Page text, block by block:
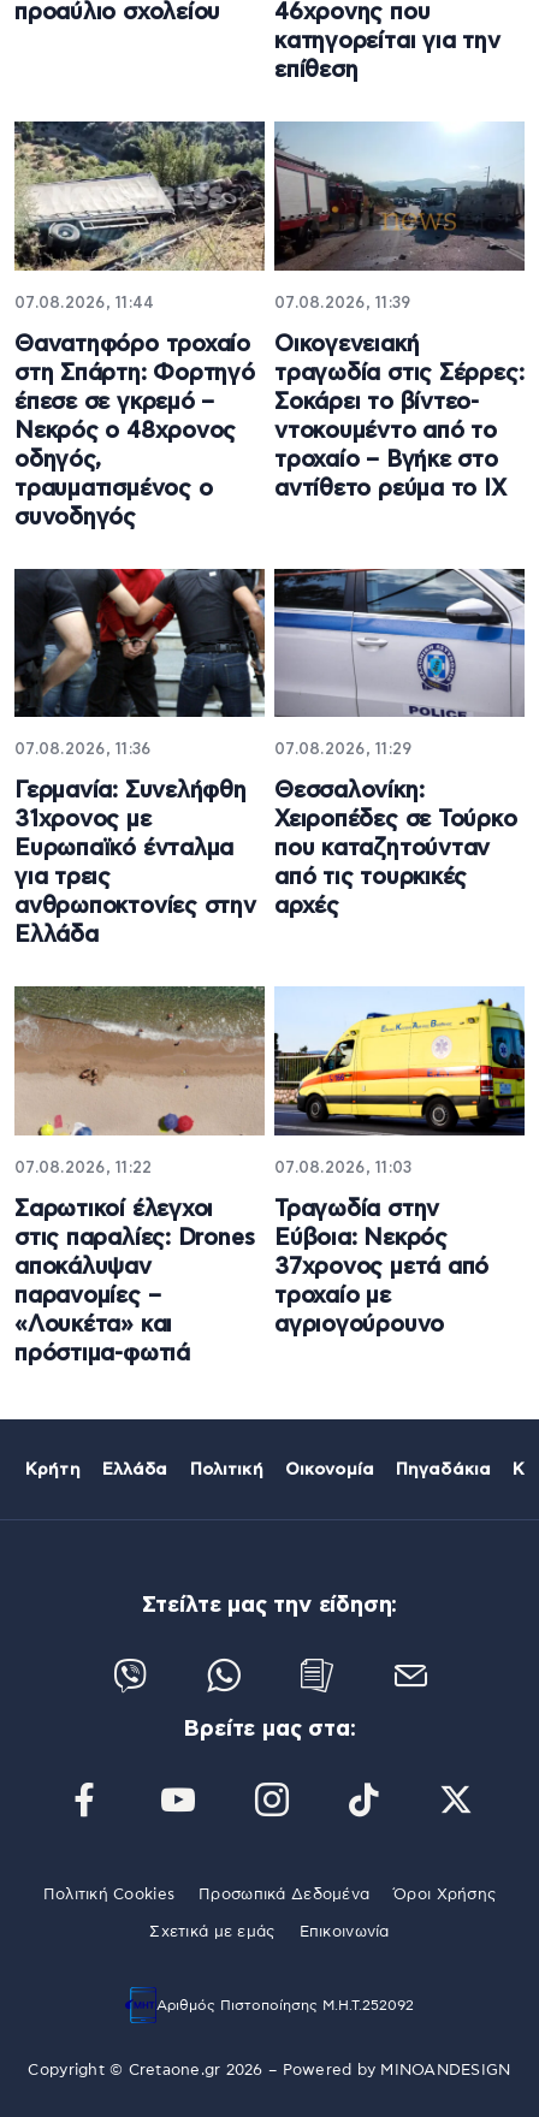
προαύλιο σχολείου
46χρονης που
κατηγορείται για την
επίθεση
07.08.2026, 11:44
Θανατηφόρο τροχαίο
στη Σπάρτη: Φορτηγό
έπεσε σε γκρεμό –
Νεκρός ο 48χρονος
οδηγός,
τραυματισμένος ο
συνοδηγός
07.08.2026, 11:39
Οικογενειακή
τραγωδία στις Σέρρες:
Σοκάρει το βίντεο-
ντοκουμέντο από το
τροχαίο – Βγήκε στο
αντίθετο ρεύμα το ΙΧ
07.08.2026, 11:36
Γερμανία: Συνελήφθη
31χρονος με
Ευρωπαϊκό ένταλμα
για τρεις
ανθρωποκτονίες στην
Ελλάδα
07.08.2026, 11:29
Θεσσαλονίκη:
Χειροπέδες σε Τούρκο
που καταζητούνταν
από τις τουρκικές
αρχές
07.08.2026, 11:22
Σαρωτικοί έλεγχοι
στις παραλίες: Drones
αποκάλυψαν
παρανομίες –
«Λουκέτα» και
πρόστιμα-φωτιά
07.08.2026, 11:03
Τραγωδία στην
Εύβοια: Νεκρός
37χρονος μετά από
τροχαίο με
αγριογούρουνο
Κρήτη Ελλάδα Πολιτική Οικονομία Πηγαδάκια
Στείλτε μας την είδηση:
Βρείτε μας στα:
Πολιτική Cookies Προσωπικά Δεδομένα Όροι Χρήσης
Σχετικά με εμάς Επικοινωνία
Αριθμός Πιστοποίησης Μ.Η.Τ.252092
Copyright © Cretaone.gr 2026 – Powered by MINOANDESIGN